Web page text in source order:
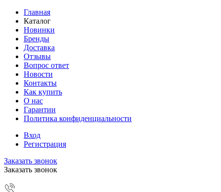
Главная
Каталог
Новинки
Бренды
Доставка
Отзывы
Вопрос ответ
Новости
Контакты
Как купить
О нас
Гарантии
Политика конфиденциальности
Вход
Регистрация
Заказать звонок
Заказать звонок